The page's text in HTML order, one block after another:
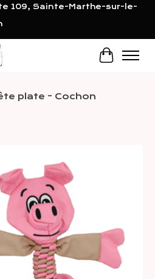
109, Sainte-Marthe-sur-le-
Panier
plate - Cochon